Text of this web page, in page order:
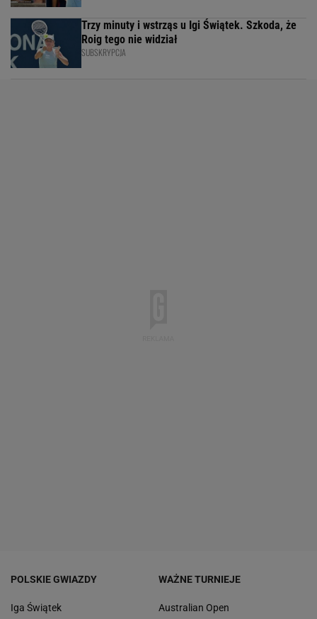
Trzy minuty i wstrząs u Igi Świątek. Szkoda, że
Roig tego nie widział
SUBSKRYPCJA
POLSKIE GWIAZDY
Iga Świątek
WAŻNE TURNIEJE
Australian Open